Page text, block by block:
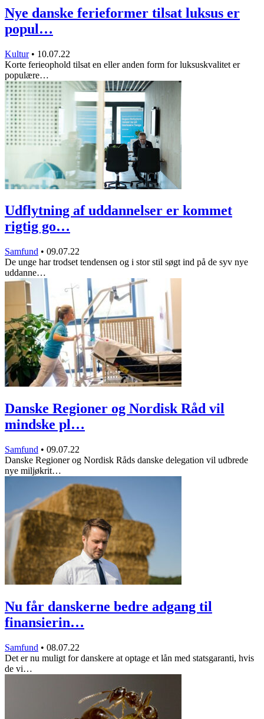
Nye danske ferieformer tilsat luksus er
popul…
Kultur • 10.07.22
Korte ferieophold tilsat en eller anden form for luksuskvalitet er
populære…
Udflytning af uddannelser er kommet
rigtig go…
Samfund • 09.07.22
De unge har trodset tendensen og i stor stil søgt ind på de syv nye
uddanne…
Danske Regioner og Nordisk Råd vil
mindske pl…
Samfund • 09.07.22
Danske Regioner og Nordisk Råds danske delegation vil udbrede
nye miljøkrit…
Nu får danskerne bedre adgang til
finansierin…
Samfund • 08.07.22
Det er nu muligt for danskere at optage et lån med statsgaranti, hvis
de vi…